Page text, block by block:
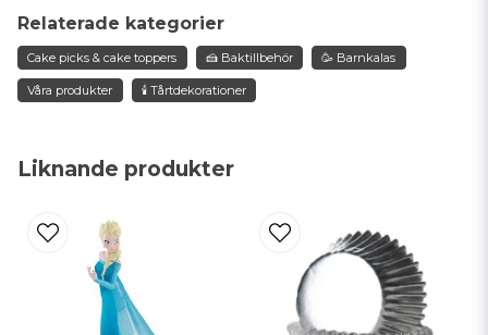
Liknande produkter
Fråga oss något om denna produkten...
Ja, ni får publicera min fråga
Relaterade kategorier
Cake picks & cake toppers 🍰 Baktillbehör 🥳 Barnkalas
Våra produkter 🕯️ Tårtdekorationer